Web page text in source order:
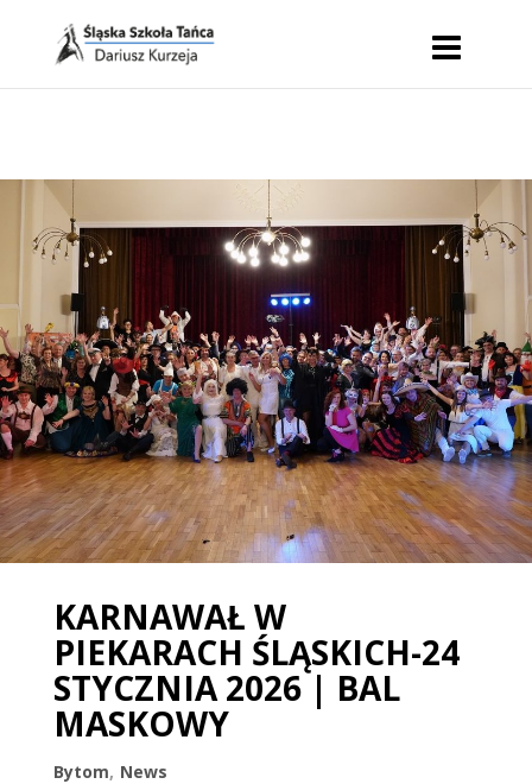
KARNAWAŁ W
PIEKARACH ŚLĄSKICH-24
STYCZNIA 2026 | BAL
MASKOWY
Bytom, News